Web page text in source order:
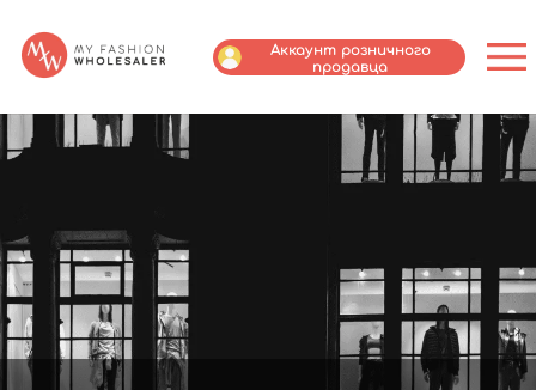
Аккаунт розничного
продавца